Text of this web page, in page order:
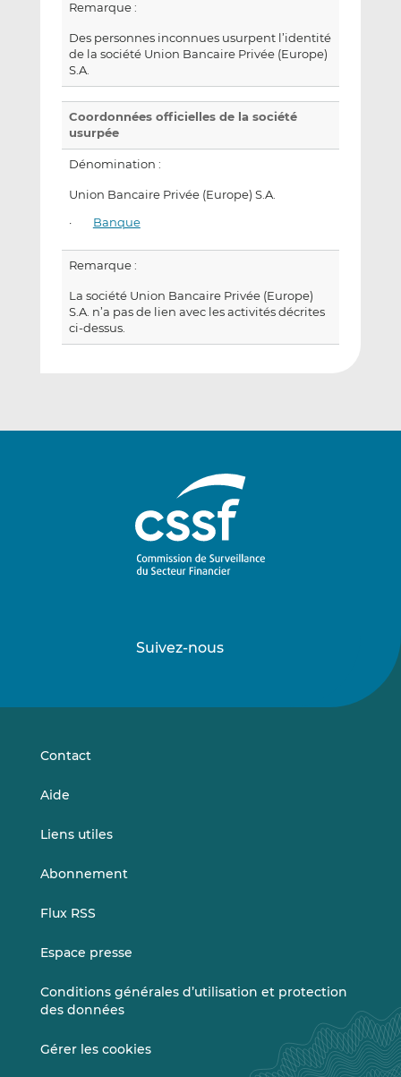
Remarque :
Des personnes inconnues usurpent l’identité
de la société Union Bancaire Privée (Europe)
S.A.
Coordonnées officielles de la société
usurpée
Dénomination :
Union Bancaire Privée (Europe) S.A.
· Banque
Remarque :
La société Union Bancaire Privée (Europe)
S.A. n’a pas de lien avec les activités décrites
ci-dessus.
Suivez-nous
sursur
Contact
Aide
Liens utiles
Abonnement
Flux RSS
Espace presse
Conditions générales d’utilisation et protection
des données
Gérer les cookies